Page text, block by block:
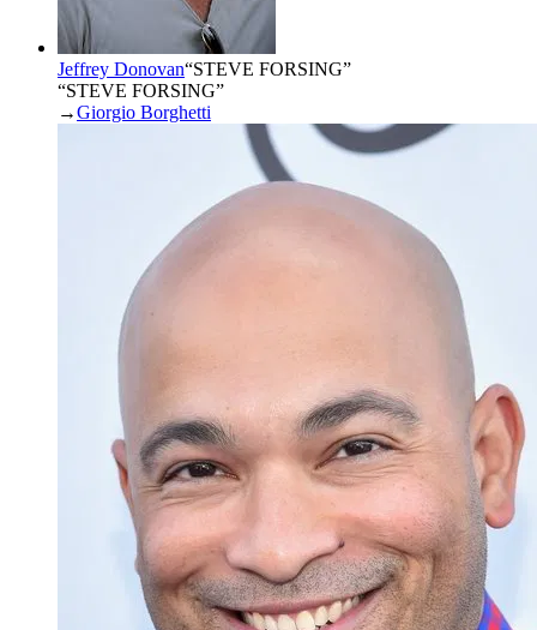
Jeffrey Donovan“STEVE FORSING”
“STEVE FORSING”
→Giorgio Borghetti